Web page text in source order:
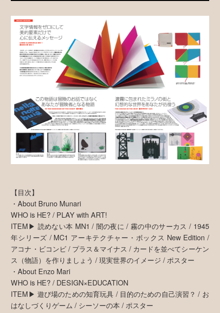
【目次】
・About Bruno Munari
WHO is HE? / PLAY with ART!
ITEM▶ 読めない本 MN1 / 闇の夜に / 霧の中のサーカス / 1945
年シリーズ / MC1 アーキテクチャー・ボックス New Edition /
アコナ・ビコンビ / プラス＆マイナス / カードを並べてシーケン
ス（物語）を作りましょう / 現実世界のイメージ / ポスター
・About Enzo Mari
WHO is HE? / DESIGN×EDUCATION
ITEM▶ 遊び場のための知育玩具 / 目的のための自己演習？ / お
はなしづくりゲーム / シーソーの本 / ポスター